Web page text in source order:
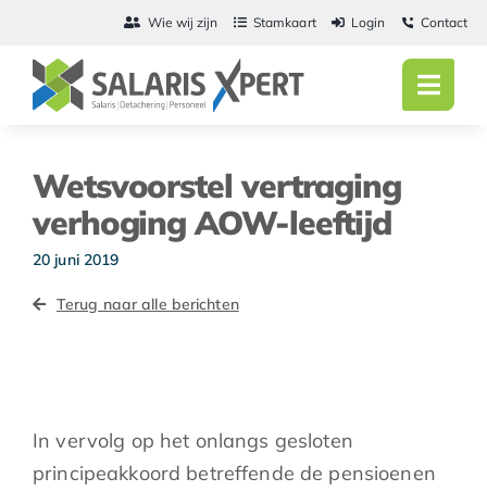
inhoud
Wie wij zijn Stamkaart Login Contact
Wetsvoorstel vertraging
verhoging AOW-leeftijd
20 juni 2019
Terug naar alle berichten
In vervolg op het onlangs gesloten
principeakkoord betreffende de pensioenen